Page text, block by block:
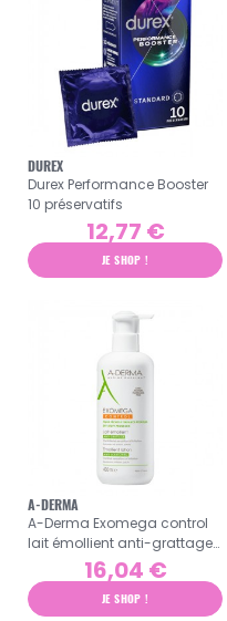
DUREX
Durex Performance Booster
10 préservatifs
12,77 €
JE SHOP !
A-DERMA
A-Derma Exomega control
lait émollient anti-grattage
16,04 €
JE SHOP !